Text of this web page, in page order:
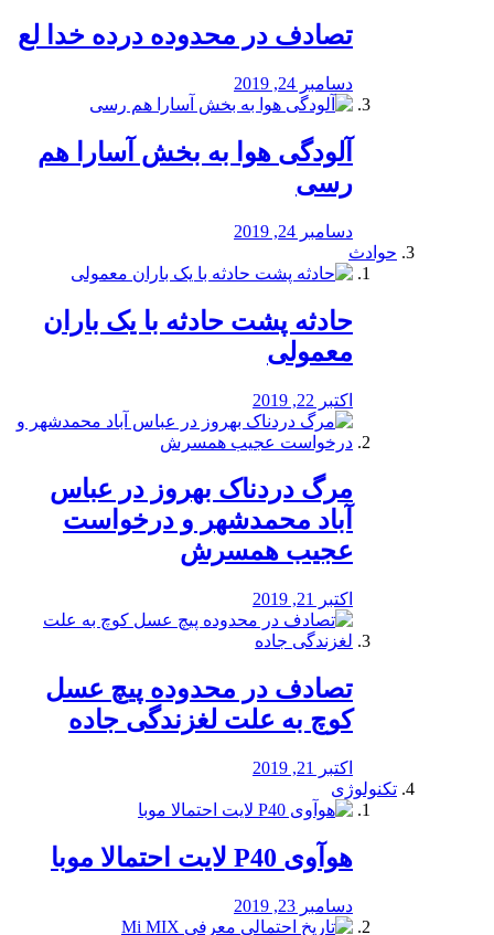
تصادف در محدوده درده خدا لع
دسامبر 24, 2019
آلودگی هوا به بخش آسارا هم
رسی
دسامبر 24, 2019
حوادث
️حادثه پشت حادثه با یک باران
معمولی
اکتبر 22, 2019
مرگ دردناک بهروز در عباس
آباد محمدشهر و درخواست
عجیب همسرش
اکتبر 21, 2019
تصادف در محدوده پیچ عسل
کوچ به علت لغزندگی جاده
اکتبر 21, 2019
تکنولوژی
هوآوی P40 لایت احتمالا موبا
دسامبر 23, 2019